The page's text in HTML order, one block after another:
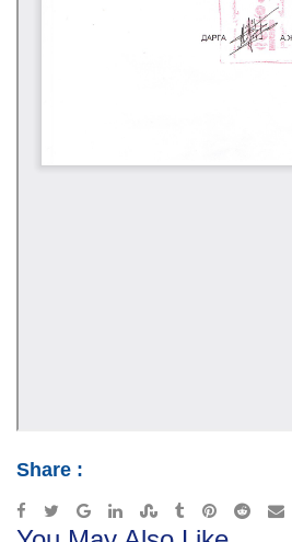
Share :
Google+LinkedInStumbleUpon
TumblrPinterest
Reddit